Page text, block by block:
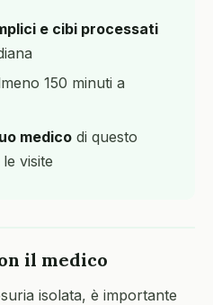
e cibi processati
150 minuti a
medico di questo
visite
il medico
isolata, è importante